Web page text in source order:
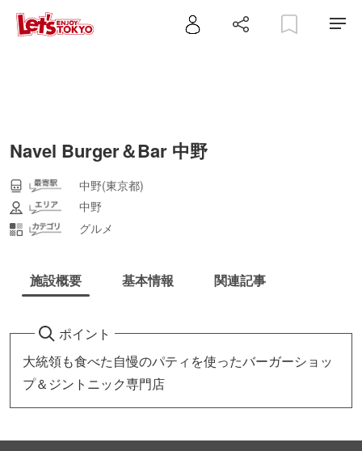
Navel Burger＆Bar 中野
中野(東京都)
中野
グルメ
施設概要 基本情報 関連記事
ポイント
大統領も食べた自慢のパティを使ったバーガーショッ
プ＆ジントニック専門店